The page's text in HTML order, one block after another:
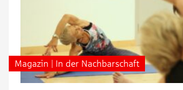
Magazin | In der Nachbarschaft